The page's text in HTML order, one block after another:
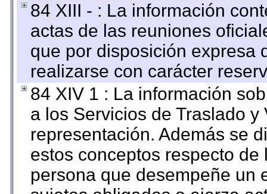
84 XIII - : La información
actas de las reuniones
que por disposición expresa
realizarse con carácter
84 XIV 1 : La información
a los Servicios de Traslado
representación. Además se
estos conceptos respecto
persona que desempeñe un